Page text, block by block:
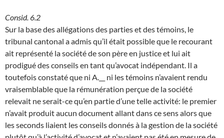
Consid. 6.2
Sur la base des allégations des parties et des témoins, le
tribunal cantonal a admis qu’il était possible que le recourant
ait représenté la société de son père en justice et lui ait
prodigué des conseils en tant qu’avocat indépendant. Il a
toutefois constaté que ni A.__ ni les témoins n’avaient rendu
vraisemblable que la rémunération perçue de la société
relevait ne serait-ce qu’en partie d’une telle activité: le premier
n’avait produit aucun document allant dans ce sens alors que
les seconds liaient les conseils donnés à la gestion de la société